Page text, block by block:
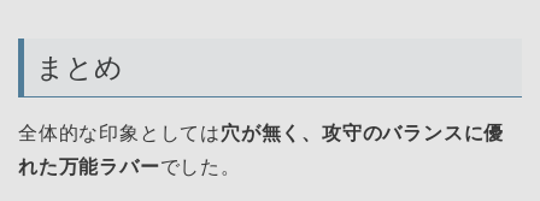
まとめ
全体的な印象としては穴が無く、攻守のバランスに優
れた万能ラバーでした。